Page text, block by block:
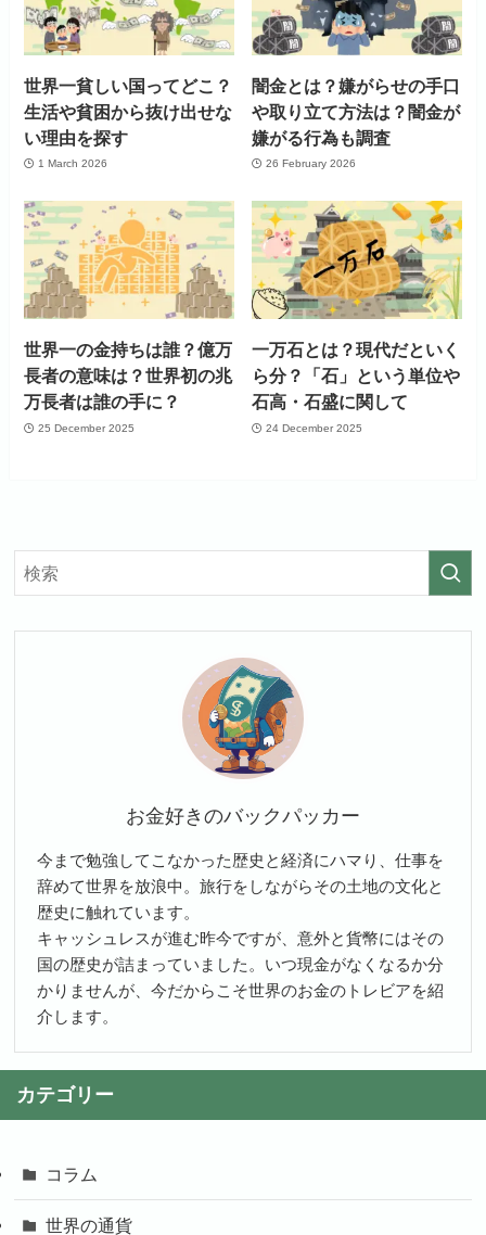
世界一貧しい国ってどこ？
生活や貧困から抜け出せな
い理由を探す
1 March 2026
闇金とは？嫌がらせの手口
や取り立て方法は？闇金が
嫌がる行為も調査
26 February 2026
世界一の金持ちは誰？億万
長者の意味は？世界初の兆
万長者は誰の手に？
25 December 2025
一万石とは？現代だといく
ら分？「石」という単位や
石高・石盛に関して
24 December 2025
お金好きのバックパッカー
今まで勉強してこなかった歴史と経済にハマり、仕事を
辞めて世界を放浪中。旅行をしながらその土地の文化と
歴史に触れています。
キャッシュレスが進む昨今ですが、意外と貨幣にはその
国の歴史が詰まっていました。いつ現金がなくなるか分
かりませんが、今だからこそ世界のお金のトレビアを紹
介します。
カテゴリー
コラム
世界の通貨